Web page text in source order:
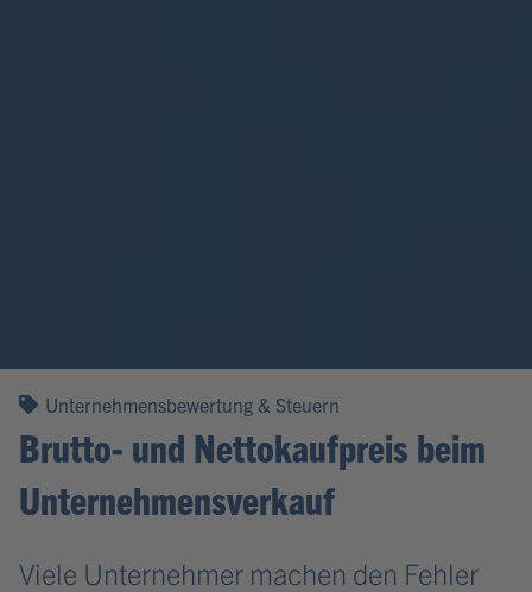
Unternehmensbewertung & Steuern
Brutto- und Nettokaufpreis beim
Unternehmensverkauf
Viele Unternehmer machen den Fehler